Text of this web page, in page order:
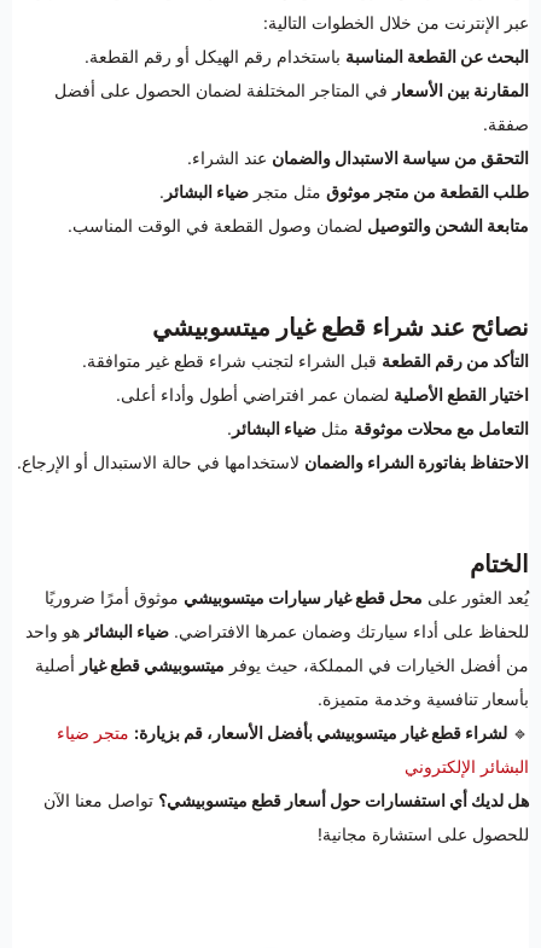
عبر الإنترنت من خلال الخطوات التالية:
البحث عن القطعة المناسبة باستخدام رقم الهيكل أو رقم القطعة.
المقارنة بين الأسعار في المتاجر المختلفة لضمان الحصول على أفضل
صفقة.
التحقق من سياسة الاستبدال والضمان عند الشراء.
طلب القطعة من متجر موثوق مثل متجر ضياء البشائر .
متابعة الشحن والتوصيل لضمان وصول القطعة في الوقت المناسب.
نصائح عند شراء قطع غيار ميتسوبيشي
التأكد من رقم القطعة قبل الشراء لتجنب شراء قطع غير متوافقة.
اختيار القطع الأصلية لضمان عمر افتراضي أطول وأداء أعلى.
التعامل مع محلات موثوقة مثل ضياء البشائر .
الاحتفاظ بفاتورة الشراء والضمان لاستخدامها في حالة الاستبدال أو الإرجاع.
الختام
يُعد العثور على محل قطع غيار سيارات ميتسوبيشي موثوق أمرًا ضروريًا
للحفاظ على أداء سيارتك وضمان عمرها الافتراضي. ضياء البشائر هو واحد
من أفضل الخيارات في المملكة، حيث يوفر ميتسوبيشي قطع غيار أصلية
بأسعار تنافسية وخدمة متميزة.
🔹 لشراء قطع غيار ميتسوبيشي بأفضل الأسعار، قم بزيارة: متجر ضياء
البشائر الإلكتروني
هل لديك أي استفسارات حول أسعار قطع ميتسوبيشي؟ تواصل معنا الآن
للحصول على استشارة مجانية!